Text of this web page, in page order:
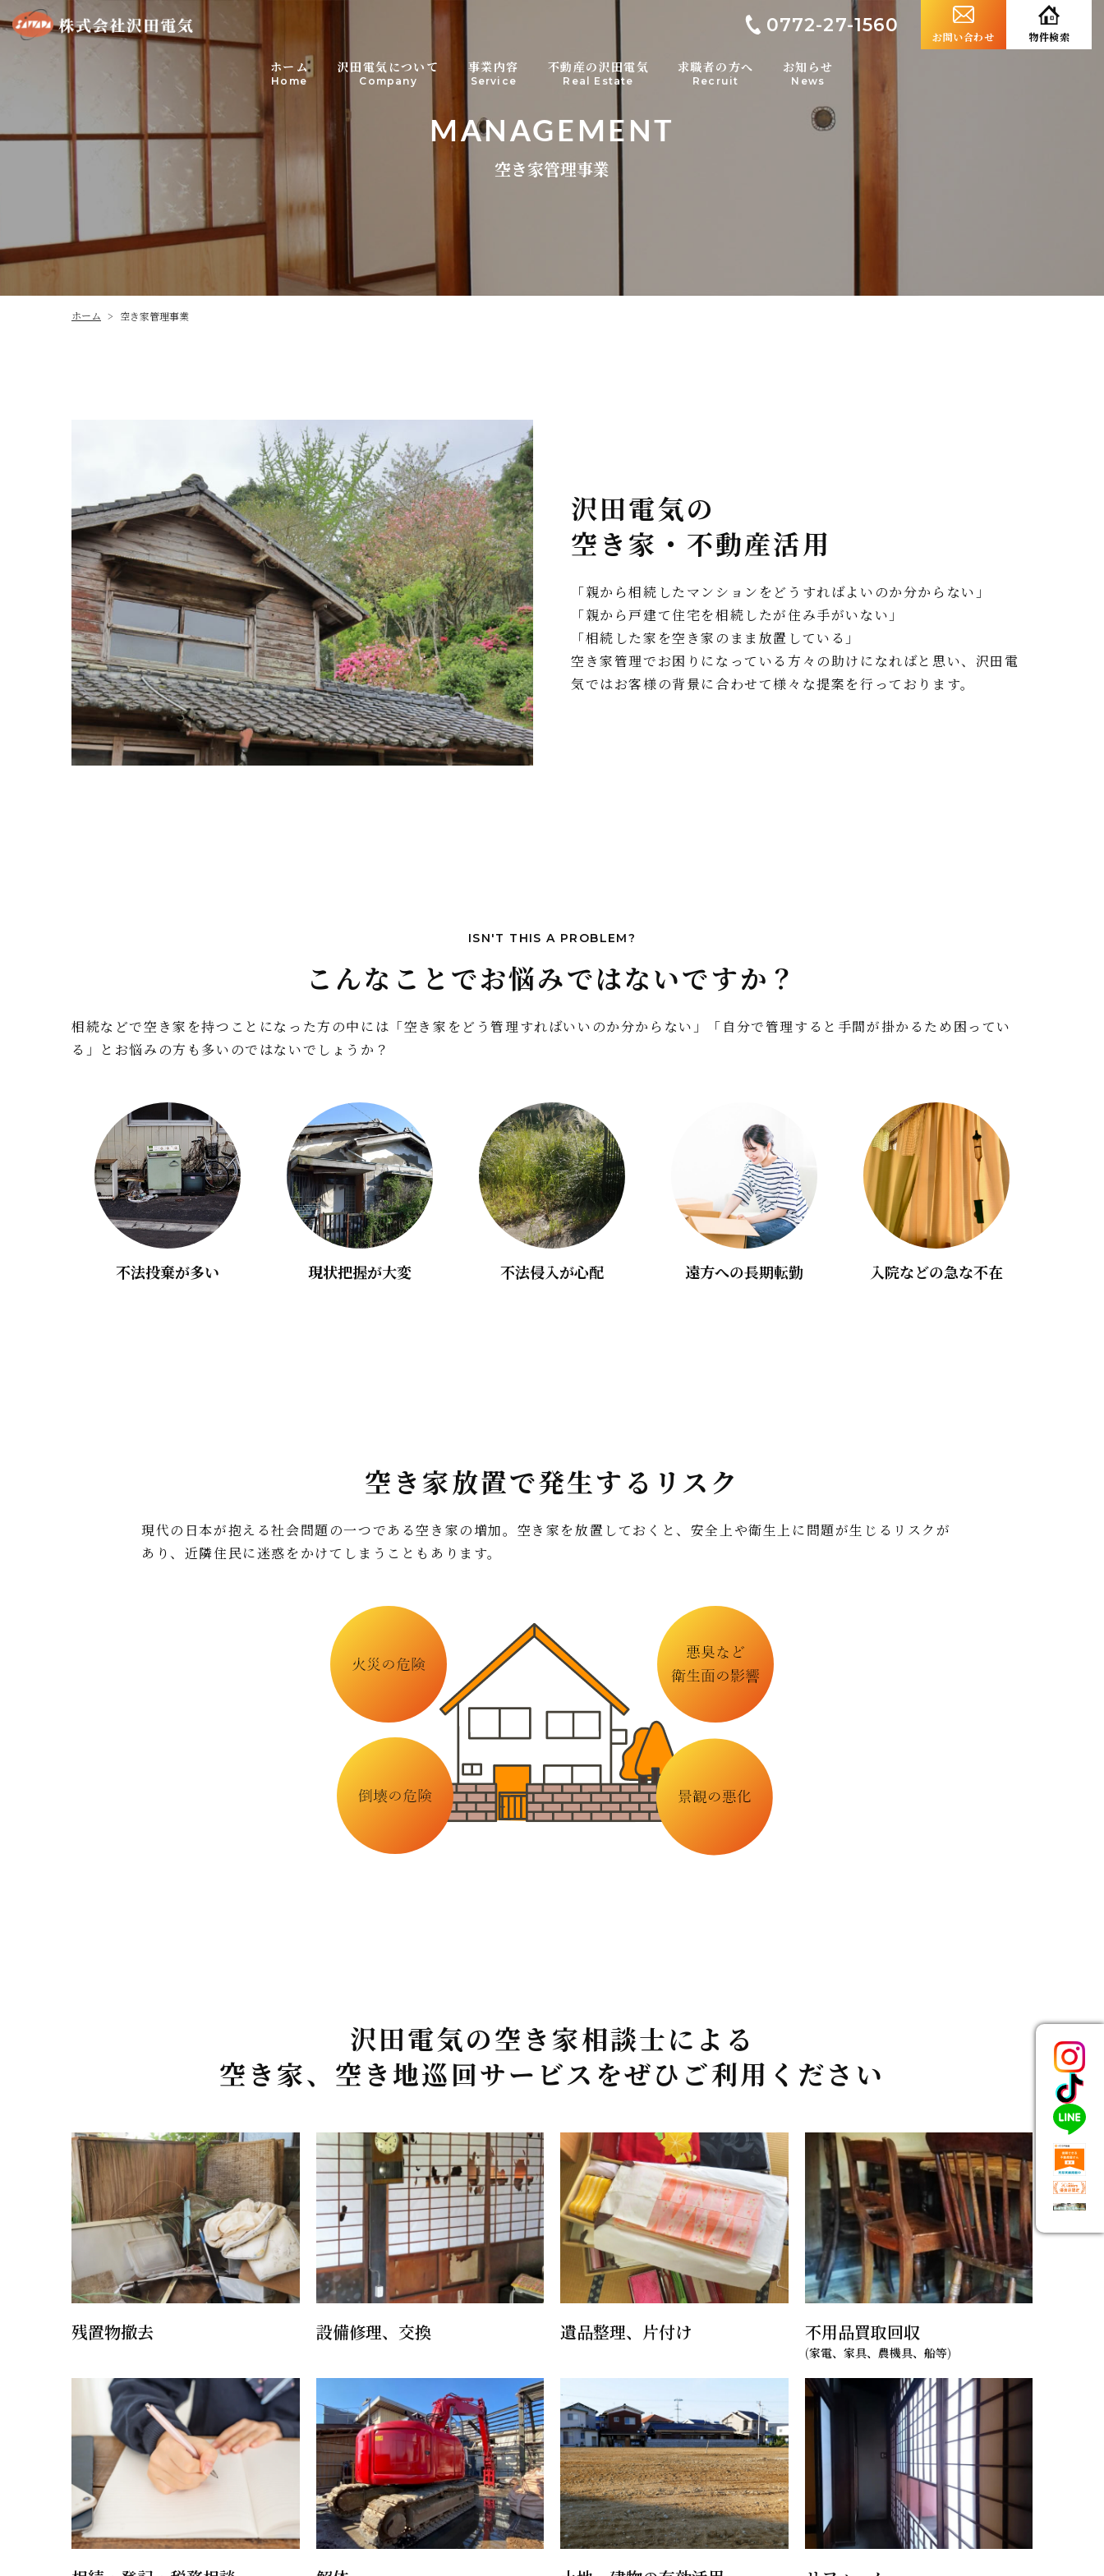
ホーム
Home
沢田電気について
Company
事業内容
Service
不動産の沢田電気
Real Estate
求職者の方へ
Recruit
お知らせ
News
0772-27-1560
お問い合わせ 物件検索
MANAGEMENT
空き家管理事業
ホーム > 空き家管理事業
沢田電気の
空き家・不動産活用
「親から相続したマンションをどうすればよいのか分からない」
「親から戸建て住宅を相続したが住み手がいない」
「相続した家を空き家のまま放置している」
空き家管理でお困りになっている方々の助けになればと思い、沢田電
気ではお客様の背景に合わせて様々な提案を行っております。
ISN'T THIS A PROBLEM?
こんなことでお悩みではないですか？
相続などで空き家を持つことになった方の中には「空き家をどう管理すればいいのか分からない」「自分で管理すると手間が掛かるため困ってい
る」とお悩みの方も多いのではないでしょうか？
不法投棄が多い 現状把握が大変 不法侵入が心配 遠方への長期転勤 入院などの急な不在
空き家放置で発生するリスク
現代の日本が抱える社会問題の一つである空き家の増加。空き家を放置しておくと、安全上や衛生上に問題が生じるリスクが
あり、近隣住民に迷惑をかけてしまうこともあります。
沢田電気の空き家相談士による
空き家、空き地巡回サービスをぜひご利用ください
残置物撤去 設備修理、交換 遺品整理、片付け 不用品買取回収
(家電、家具、農機具、船等)